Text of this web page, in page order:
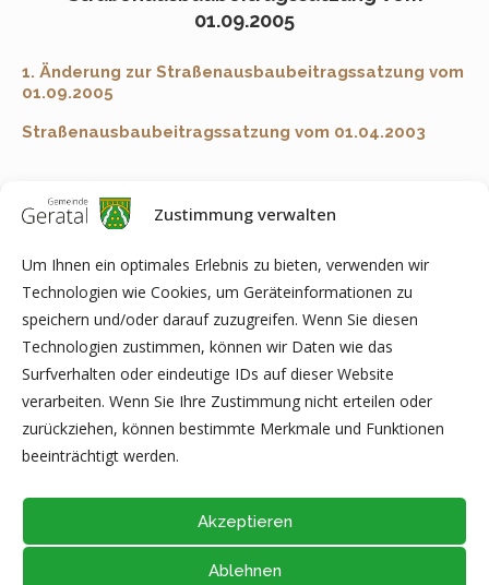
Zustimmung verwalten
Um Ihnen ein optimales Erlebnis zu bieten, verwenden wir
Technologien wie Cookies, um Geräteinformationen zu
speichern und/oder darauf zuzugreifen. Wenn Sie diesen
Technologien zustimmen, können wir Daten wie das
Surfverhalten oder eindeutige IDs auf dieser Website
verarbeiten. Wenn Sie Ihre Zustimmung nicht erteilen oder
zurückziehen, können bestimmte Merkmale und Funktionen
beeinträchtigt werden.
Akzeptieren
Ablehnen
01.09.2005
1. Änderung zur Straßenausbaubeitragssatzung vom
01.09.2005
Straßenausbaubeitragssatzung vom 01.04.2003
Anmerkung:Je nach Software auf Ihrem Computer kann es
Ausdrucken von PDF-Dokumenten kommen. In diesem Fall
speichern Sie bitte die Datei direkt auf Ihrem Computer ab (z.B.
auf dem Desktop) und öffnen diese anschließend mit der
aktuellen Version von Adobe Acrobat Reader (kostenfreie
Software zur Anzeige von PDF-Dokumenten) oder eines der
hier gelisteten Programme (Liste unvollständig).